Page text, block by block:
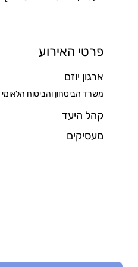
פרטי האירוע
ארגון יוזם
משרד הביטחון והביטוח הלאומי
קהל היעד
מעסיקים